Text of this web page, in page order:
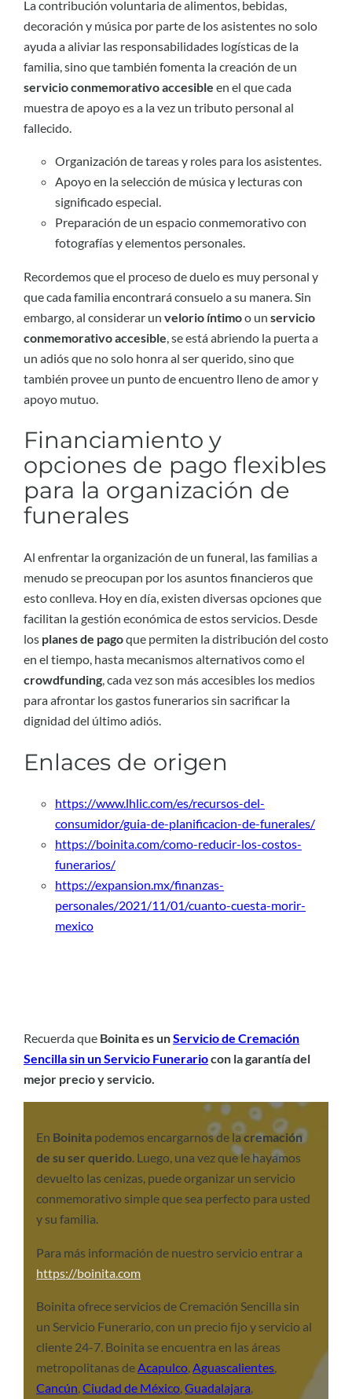
La contribución voluntaria de alimentos, bebidas,
decoración y música por parte de los asistentes no solo
ayuda a aliviar las responsabilidades logísticas de la
familia, sino que también fomenta la creación de un
servicio conmemorativo accesible en el que cada
muestra de apoyo es a la vez un tributo personal al
fallecido.
Organización de tareas y roles para los asistentes.
Apoyo en la selección de música y lecturas con
significado especial.
Preparación de un espacio conmemorativo con
fotografías y elementos personales.
Recordemos que el proceso de duelo es muy personal y
que cada familia encontrará consuelo a su manera. Sin
embargo, al considerar un velorio íntimoo un servicio
conmemorativo accesible , se está abriendo la puerta a
un adiós que no solo honra al ser querido, sino que
también provee un punto de encuentro lleno de amor y
apoyo mutuo.
Financiamiento y
opciones de pago flexibles
para la organización de
funerales
Al enfrentar la organización de un funeral, las familias a
menudo se preocupan por los asuntos financieros que
esto conlleva. Hoy en día, existen diversas opciones que
facilitan la gestión económica de estos servicios. Desde
los planes de pagoque permiten la distribución del costo
en el tiempo, hasta mecanismos alternativos como el
crowdfunding, cada vez son más accesibles los medios
para afrontar los gastos funerarios sin sacrificar la
dignidad del último adiós.
Enlaces de origen
https://www.lhlic.com/es/recursos-del-
consumidor/guia-de-planificacion-de-funerales/
https://boinita.com/como-reducir-los-costos-
funerarios/
https://expansion.mx/finanzas-
personales/2021/11/01/cuanto-cuesta-morir-
mexico
Recuerda que Boinita es unServicio de Cremación
Sencilla sin un Servicio Funerariocon la garantía del
mejor precio y servicio.
En Boinita podemos encargarnos de lacremación
de su ser querido. Luego, una vez que le hayamos
devuelto las cenizas, puede organizar un servicio
conmemorativo simple que sea perfecto para usted
y su familia.
Para más información de nuestro servicio entrar a
https://boinita.com
Boinita ofrece servicios de Cremación Sencilla sin
un Servicio Funerario, con un precio fijo y servicio al
cliente 24-7. Boinita se encuentra en las áreas
metropolitanas de Acapulco Aguascalientes
Cancún ,Ciudad de México ,Guadalajara